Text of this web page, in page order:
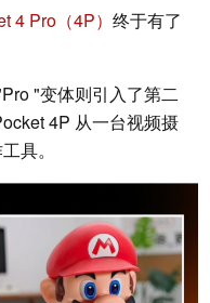
4 Pro（4P） 终于有了
"变体则引入了第二
4P 从一台视频摄
具。